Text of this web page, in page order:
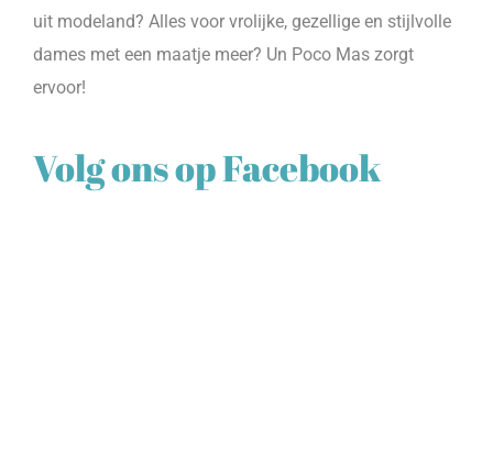
uit modeland? Alles voor vrolijke, gezellige en stijlvolle
dames met een maatje meer? Un Poco Mas zorgt
ervoor!
Volg ons op Facebook